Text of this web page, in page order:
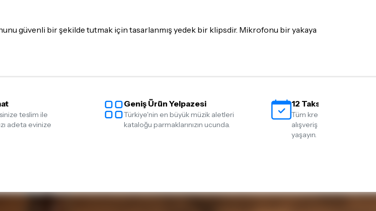
gerekmektedir. Satın almış olduğunuz ürünü göndermeden önce
tıklayınız
güvenli bir şekilde tutmak için tasarlanmış yedek bir klipsdir. Mikrofonu bir yakaya
teslim ile
adeta evinize
Geniş Ürün Yelpazesi
Türkiye'nin en büyük müzik aletleri
kataloğu parmaklarınızın ucunda.
12 Taksit İmkanı
Tüm kredi kartlarına 12
alışveriş yapmanın
yaşayın.